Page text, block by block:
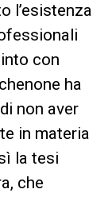
l’esistenza
con
ha
non aver
in materia
la tesi
che